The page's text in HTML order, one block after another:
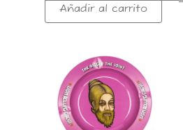
Añadir al carrito
ROLLING
CIRCUS
ROSA
cantidad